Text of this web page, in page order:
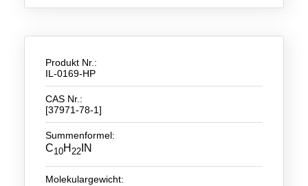
Nanotech & Coatings
3M Products & IoLiTherm
F&E-Dienstleistungen
Neue Produkte
Produkthighlights
Technologie
Ionische Flüssigkeiten
Produkt Nr.:
IL-0169-HP
CAS Nr.:
[37971-78-1]
Summenformel:
C10H 22 IN
Molekulargewicht: